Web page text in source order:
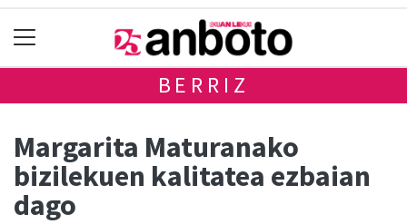
BERRIZ
Margarita Maturanako
bizilekuen kalitatea ezbaian
dago